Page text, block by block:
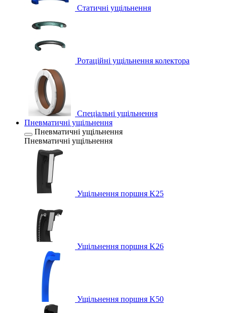
Статичні ущільнення
Ротаційні ущільнення колектора
Спеціальні ущільнення
Пневматичні ущільнення
Пневматичні ущільнення
Пневматичні ущільнення
Ущільнення поршня K25
Ущільнення поршня K26
Ущільнення поршня K50